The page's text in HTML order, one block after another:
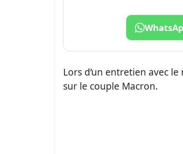
Lors d’un entretien avec
sur le couple Macron.